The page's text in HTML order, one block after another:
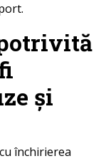
și
închirierea